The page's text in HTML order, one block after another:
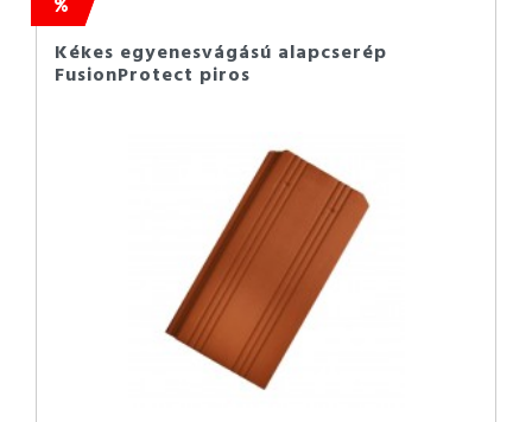
Kékes egyenesvágású alapcserép
FusionProtect piros